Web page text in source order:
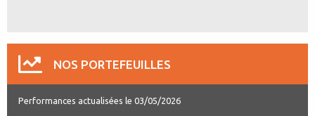
NOS PORTEFEUILLES
Performances actualisées le 03/05/2026